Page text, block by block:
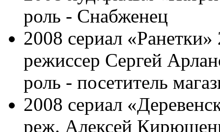
роль - Снабженец
2008 сериал «Ранетки»
режиссер Сергей
роль - посетитель
2008 сериал
реж. Алексей